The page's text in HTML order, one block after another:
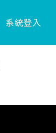
系統登入